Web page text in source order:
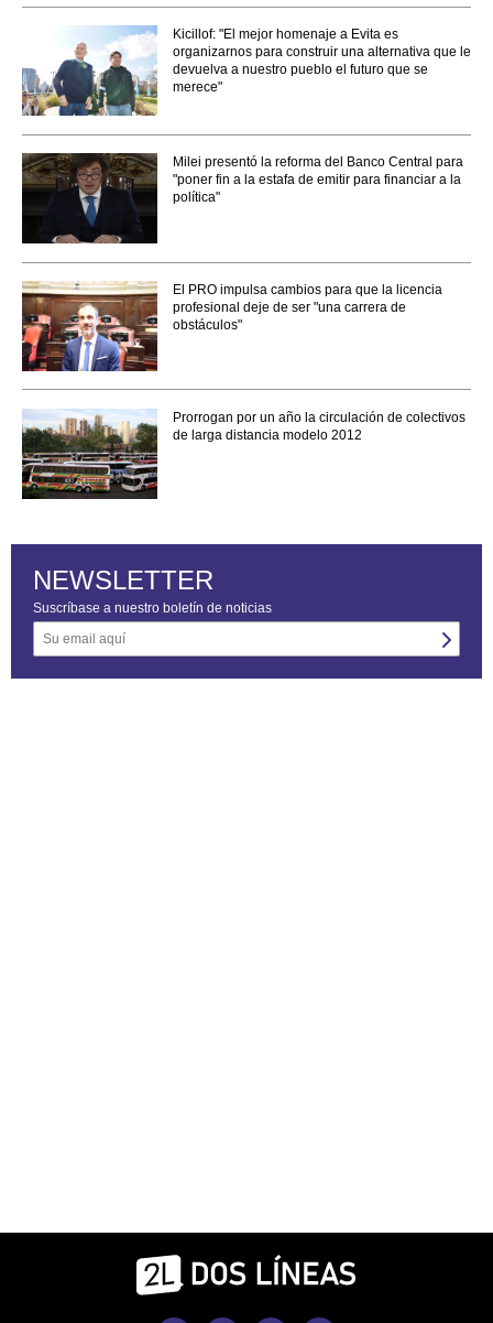
Kicillof: "El mejor homenaje a Evita es
organizarnos para construir una alternativa que le
devuelva a nuestro pueblo el futuro que se
merece"
Milei presentó la reforma del Banco Central para
"poner fin a la estafa de emitir para financiar a la
política"
El PRO impulsa cambios para que la licencia
profesional deje de ser "una carrera de
obstáculos"
Prorrogan por un año la circulación de colectivos
de larga distancia modelo 2012
NEWSLETTER
Suscríbase a nuestro boletín de noticias